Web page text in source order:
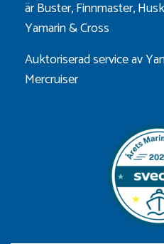
ärBuster,Finnmaster,
Yamarin&Cross
Auktoriserad service av
Mercruiser